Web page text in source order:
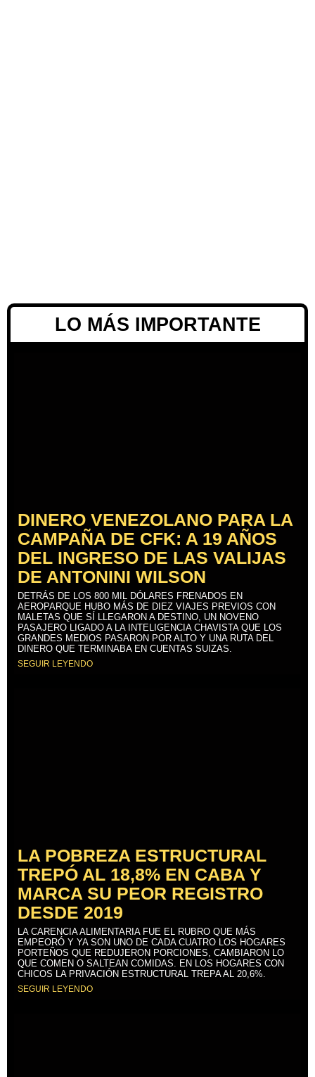
LO MÁS IMPORTANTE
DINERO VENEZOLANO PARA LA
CAMPAÑA DE CFK: A 19 AÑOS
DEL INGRESO DE LAS VALIJAS
DE ANTONINI WILSON
DETRÁS DE LOS 800 MIL DÓLARES FRENADOS EN
AEROPARQUE HUBO MÁS DE DIEZ VIAJES PREVIOS CON
MALETAS QUE SÍ LLEGARON A DESTINO, UN NOVENO
PASAJERO LIGADO A LA INTELIGENCIA CHAVISTA QUE LOS
GRANDES MEDIOS PASARON POR ALTO Y UNA RUTA DEL
DINERO QUE TERMINABA EN CUENTAS SUIZAS.
SEGUIR LEYENDO
LA POBREZA ESTRUCTURAL
TREPÓ AL 18,8% EN CABA Y
MARCA SU PEOR REGISTRO
DESDE 2019
LA CARENCIA ALIMENTARIA FUE EL RUBRO QUE MÁS
EMPEORÓ Y YA SON UNO DE CADA CUATRO LOS HOGARES
PORTEÑOS QUE REDUJERON PORCIONES, CAMBIARON LO
QUE COMEN O SALTEAN COMIDAS. EN LOS HOGARES CON
CHICOS LA PRIVACIÓN ESTRUCTURAL TREPA AL 20,6%.
SEGUIR LEYENDO